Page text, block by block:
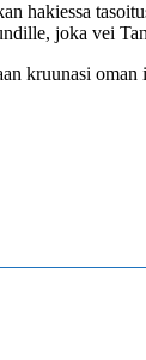
hakiessa
joka vei
kruunasi